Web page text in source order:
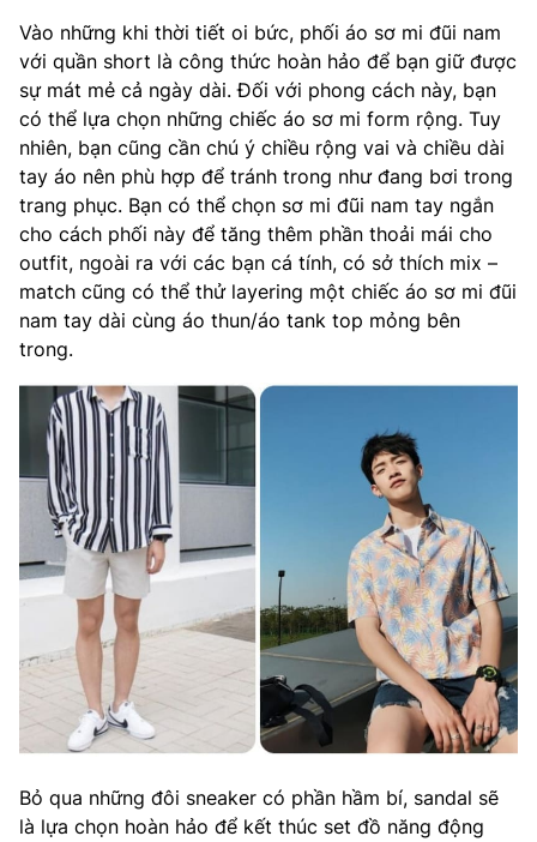
Vào những khi thời tiết oi bức, phối áo sơ mi đũi nam
với quần short là công thức hoàn hảo để bạn giữ được
sự mát mẻ cả ngày dài. Đối với phong cách này, bạn
có thể lựa chọn những chiếc áo sơ mi form rộng. Tuy
nhiên, bạn cũng cần chú ý chiều rộng vai và chiều dài
tay áo nên phù hợp để tránh trong như đang bơi trong
trang phục. Bạn có thể chọn sơ mi đũi nam tay ngắn
cho cách phối này để tăng thêm phần thoải mái cho
outfit, ngoài ra với các bạn cá tính, có sở thích mix –
match cũng có thể thử layering một chiếc áo sơ mi đũi
nam tay dài cùng áo thun/áo tank top mỏng bên
trong.
Bỏ qua những đôi sneaker có phần hầm bí, sandal sẽ
là lựa chọn hoàn hảo để kết thúc set đồ năng động